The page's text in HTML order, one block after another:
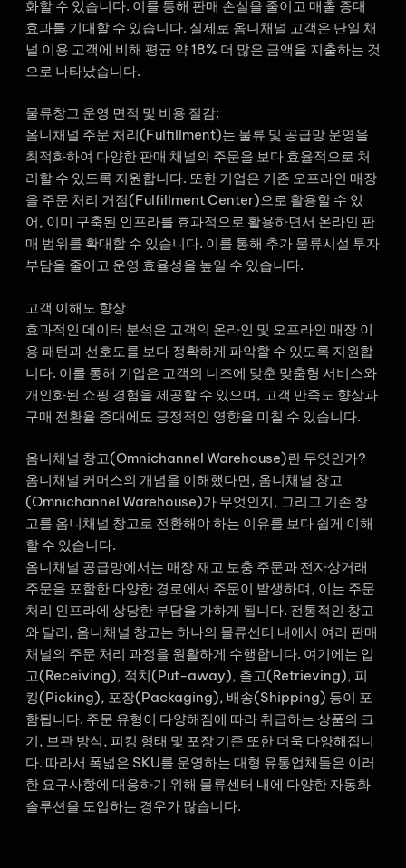
화할 수 있습니다. 이를 통해 판매 손실을 줄이고 매출 증대
효과를 기대할 수 있습니다. 실제로 옴니채널 고객은 단일 채
널 이용 고객에 비해 평균 약 18% 더 많은 금액을 지출하는 것
으로 나타났습니다.
물류창고 운영 면적 및 비용 절감:
옴니채널 주문 처리(Fulfillment)는 물류 및 공급망 운영을
최적화하여 다양한 판매 채널의 주문을 보다 효율적으로 처
리할 수 있도록 지원합니다. 또한 기업은 기존 오프라인 매장
을 주문 처리 거점(Fulfillment Center)으로 활용할 수 있
어, 이미 구축된 인프라를 효과적으로 활용하면서 온라인 판
매 범위를 확대할 수 있습니다. 이를 통해 추가 물류시설 투자
부담을 줄이고 운영 효율성을 높일 수 있습니다.
고객 이해도 향상
효과적인 데이터 분석은 고객의 온라인 및 오프라인 매장 이
용 패턴과 선호도를 보다 정확하게 파악할 수 있도록 지원합
니다. 이를 통해 기업은 고객의 니즈에 맞춘 맞춤형 서비스와
개인화된 쇼핑 경험을 제공할 수 있으며, 고객 만족도 향상과
구매 전환율 증대에도 긍정적인 영향을 미칠 수 있습니다.
옴니채널 창고(Omnichannel Warehouse)란 무엇인가?
옴니채널 커머스의 개념을 이해했다면, 옴니채널 창고
(Omnichannel Warehouse)가 무엇인지, 그리고 기존 창
고를 옴니채널 창고로 전환해야 하는 이유를 보다 쉽게 이해
할 수 있습니다.
옴니채널 공급망에서는 매장 재고 보충 주문과 전자상거래
주문을 포함한 다양한 경로에서 주문이 발생하며, 이는 주문
처리 인프라에 상당한 부담을 가하게 됩니다. 전통적인 창고
와 달리, 옴니채널 창고는 하나의 물류센터 내에서 여러 판매
채널의 주문 처리 과정을 원활하게 수행합니다. 여기에는 입
고(Receiving), 적치(Put-away), 출고(Retrieving), 피
킹(Picking), 포장(Packaging), 배송(Shipping) 등이 포
함됩니다. 주문 유형이 다양해짐에 따라 취급하는 상품의 크
기, 보관 방식, 피킹 형태 및 포장 기준 또한 더욱 다양해집니
다. 따라서 폭넓은 SKU를 운영하는 대형 유통업체들은 이러
한 요구사항에 대응하기 위해 물류센터 내에 다양한 자동화
솔루션을 도입하는 경우가 많습니다.